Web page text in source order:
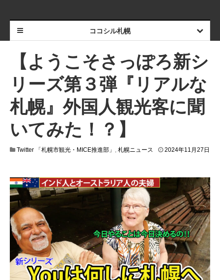
ココシル札幌
【ようこそさっぽろ新シ
リーズ第３弾『リアルな
札幌』外国人観光客に聞
いてみた！？】
Twitter 「札幌市観光・MICE推進部」 , 札幌ニュース
2024年11月27日
4
年
1
月
2
8
日